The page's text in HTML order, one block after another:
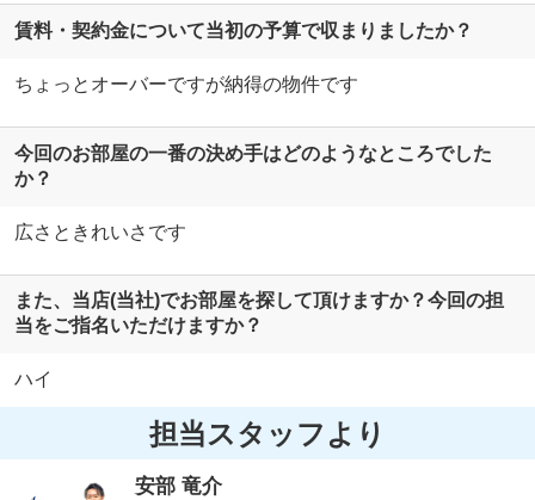
賃料・契約金について当初の予算で収まりましたか？
ちょっとオーバーですが納得の物件です
今回のお部屋の一番の決め手はどのようなところでした
か？
広さときれいさです
また、当店(当社)でお部屋を探して頂けますか？今回の担
当をご指名いただけますか？
ハイ
担当スタッフより
安部 竜介